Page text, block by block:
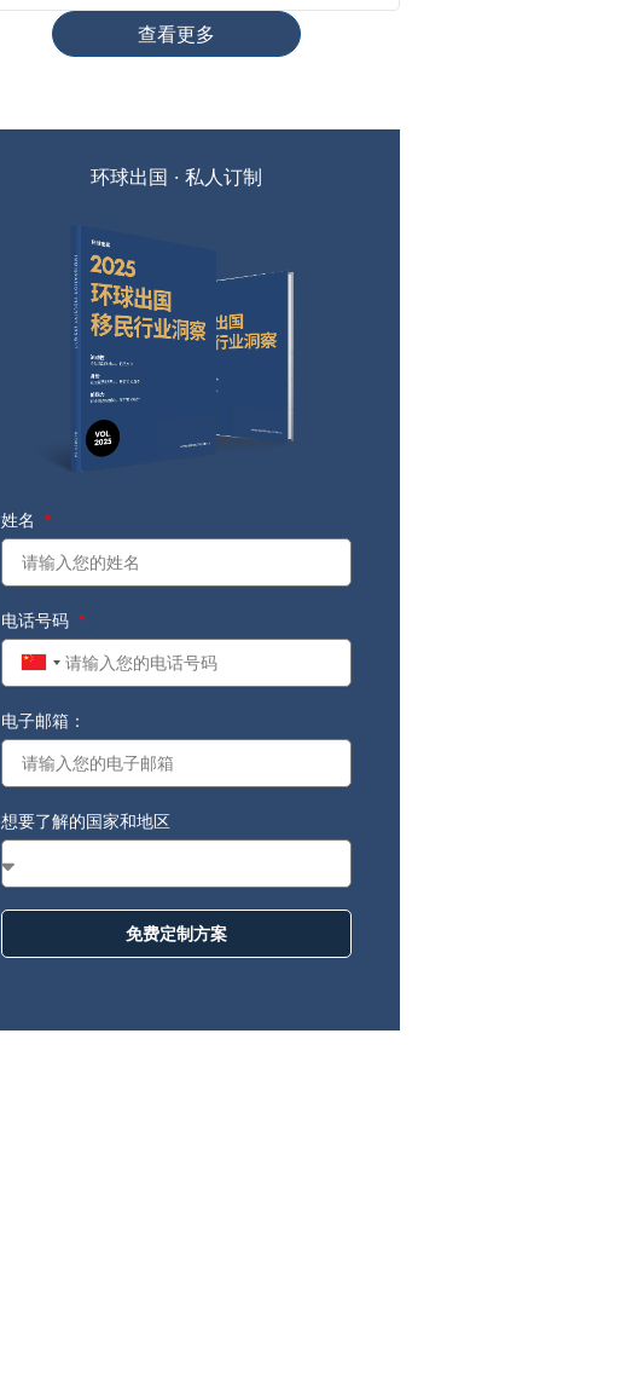
查看更多
环球出国 · 私人订制
姓名
电话号码
China
电子邮箱：
想要了解的国家和地区
免费定制方案